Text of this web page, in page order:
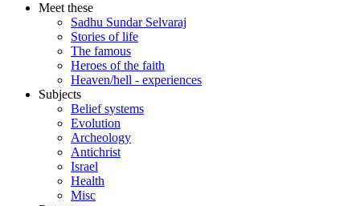
Meet these
Sadhu Sundar Selvaraj
Stories of life
The famous
Heroes of the faith
Heaven/hell - experiences
Subjects
Belief systems
Evolution
Archeology
Antichrist
Israel
Health
Misc